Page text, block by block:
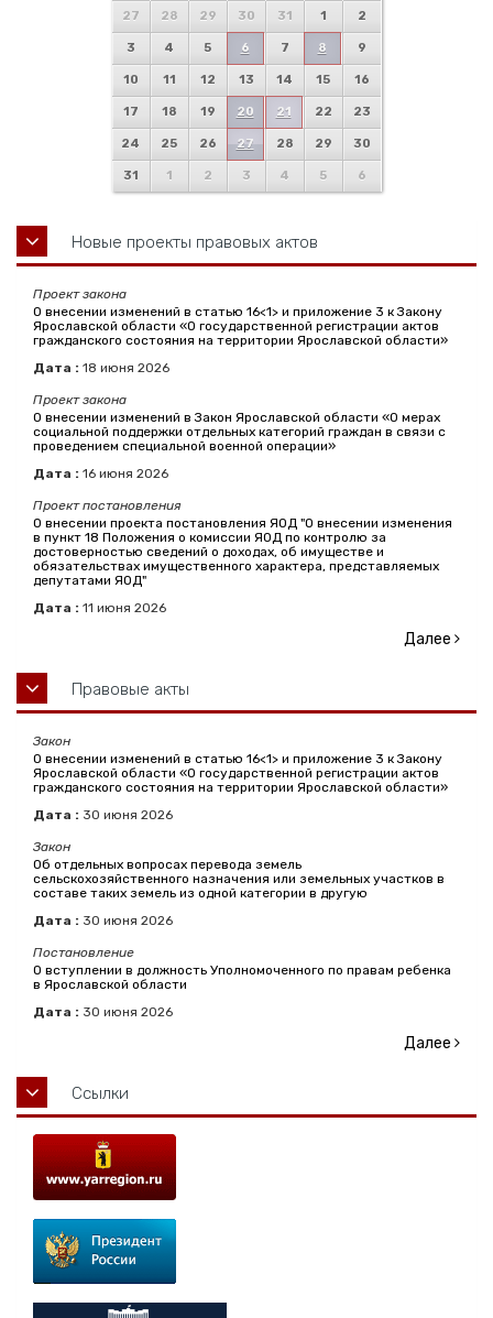
27 28 29 30 31 1 2
3 4 5 6 7 8 9
10 11 12 13 14 15 16
17 18 19 20 21 22 23
24 25 26 27 28 29 30
31 1 2 3 4 5 6
Новые проекты правовых актов
Проект закона
О внесении изменений в статью 16<1> и приложение 3 к Закону
Ярославской области «О государственной регистрации актов
гражданского состояния на территории Ярославской области»
Дата : 18 июня 2026
Проект закона
О внесении изменений в Закон Ярославской области «О мерах
социальной поддержки отдельных категорий граждан в связи с
проведением специальной военной операции»
Дата : 16 июня 2026
Проект постановления
О внесении проекта постановления ЯОД "О внесении изменения
в пункт 18 Положения о комиссии ЯОД по контролю за
достоверностью сведений о доходах, об имуществе и
обязательствах имущественного характера, представляемых
депутатами ЯОД"
Дата : 11 июня 2026
Далее
Правовые акты
Закон
О внесении изменений в статью 16<1> и приложение 3 к Закону
Ярославской области «О государственной регистрации актов
гражданского состояния на территории Ярославской области»
Дата : 30 июня 2026
Закон
Об отдельных вопросах перевода земель
сельскохозяйственного назначения или земельных участков в
составе таких земель из одной категории в другую
Дата : 30 июня 2026
Постановление
О вступлении в должность Уполномоченного по правам ребенка
в Ярославской области
Дата : 30 июня 2026
Далее
Ссылки